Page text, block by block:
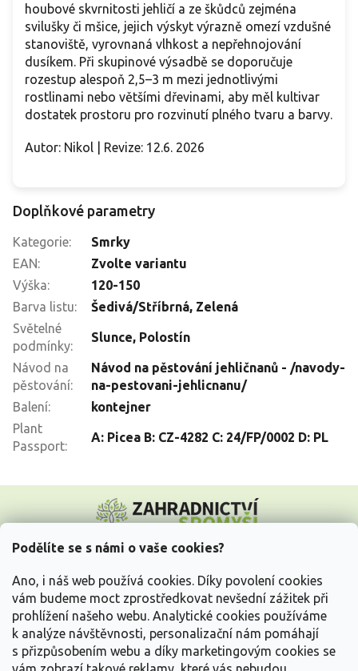
Podělíte se s námi o vaše cookies?
Ano, i náš web používá cookies. Díky povolení cookies
vám budeme moct zprostředkovat nevšední zážitek při
prohlížení našeho webu. Analytické cookies používáme
k analýze návštěvnosti, personalizační nám pomáhají
s přizpůsobením webu a díky marketingovým cookies se
houbové skvrnitosti jehličí a ze škůdců zejména
svilušky či mšice, jejich výskyt výrazně omezí vzdušné
stanoviště, vyrovnaná vlhkost a nepřehnojování
dusíkem. Při skupinové výsadbě se doporučuje
rozestup alespoň 2,5–3 m mezi jednotlivými
rostlinami nebo většími dřevinami, aby měl kultivar
dostatek prostoru pro rozvinutí plného tvaru a barvy.
Autor: Nikol | Revize: 12.6. 2026
Doplňkové parametry
Kategorie:
Smrky
EAN:
Zvolte variantu
Výška:
120-150
Barva listu:
Šedivá/Stříbrná, Zelená
Světelné
podmínky:
Slunce, Polostín
Návod na
pěstování:
Návod na pěstování jehličnanů - /navody-
na-pestovani-jehlicnanu/
Balení:
kontejner
Plant
Passport:
A: Picea B: CZ-4282 C: 24/FP/0002 D: PL
p
Vše o nákupu
Informace pro Vás
Kontakujte nás